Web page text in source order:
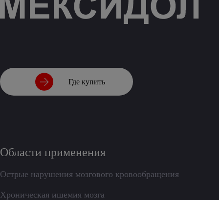
Где купить
Области применения
Острые нарушения мозгового кровообращения
Хроническая ишемия мозга